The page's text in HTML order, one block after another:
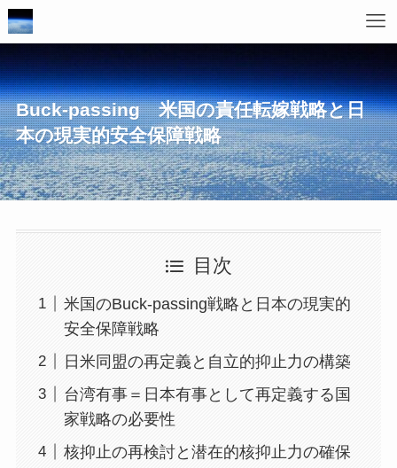
Buck-passing 米国の責任転嫁戦略と日
本の現実的安全保障戦略
目次
米国のBuck-passing戦略と日本の現実的
安全保障戦略
日米同盟の再定義と自立的抑止力の構築
台湾有事＝日本有事として再定義する国
家戦略の必要性
核抑止の再検討と潜在的核抑止力の確保